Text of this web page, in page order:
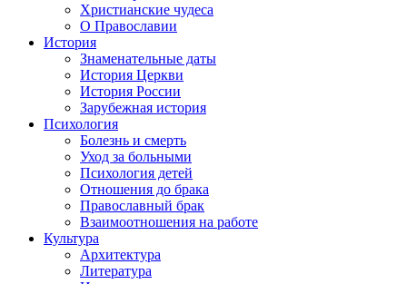
Христианские чудеса
О Православии
История
Знаменательные даты
История Церкви
История России
Зарубежная история
Психология
Болезнь и смерть
Уход за больными
Психология детей
Отношения до брака
Православный брак
Взаимоотношения на работе
Культура
Архитектура
Литература